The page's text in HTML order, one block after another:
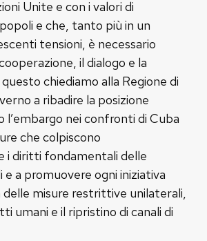
Unite e con i valori di
e che, tanto più in un
tensioni, è necessario
il dialogo e la
chiediamo alla Regione di
a ribadire la posizione
l’embargo nei confronti di Cuba
che colpiscono
i diritti fondamentali delle
e a promuovere ogni iniziativa
delle misure restrittive unilaterali,
umani e il ripristino di canali di